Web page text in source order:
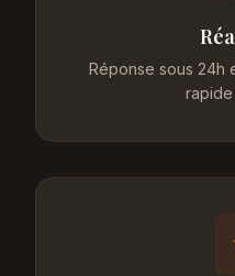
Réponse sous 24h
rapide